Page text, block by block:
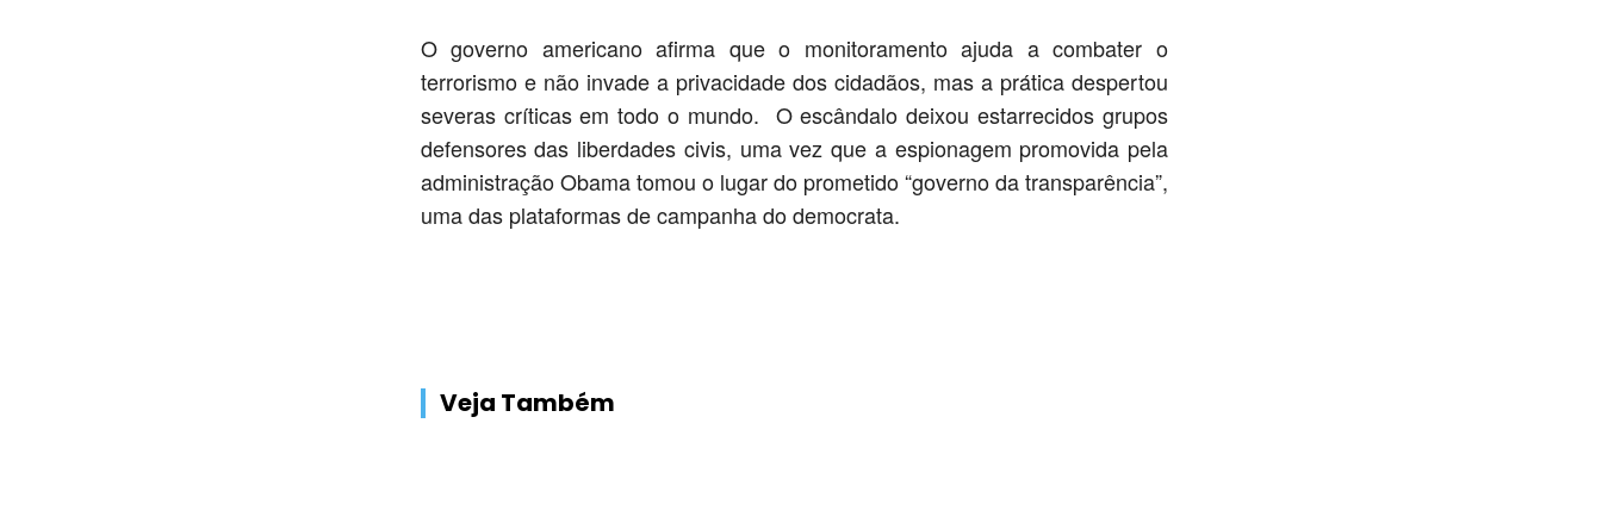
O governo americano afirma que o monitoramento ajuda a combater o
terrorismo e não invade a privacidade dos cidadãos, mas a prática despertou
severas críticas em todo o mundo. O escândalo deixou estarrecidos grupos
defensores das liberdades civis, uma vez que a espionagem promovida pela
administração Obama tomou o lugar do prometido “governo da transparência”,
uma das plataformas de campanha do democrata.
Veja Também